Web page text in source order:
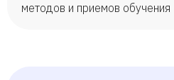
методов и приемов обучения